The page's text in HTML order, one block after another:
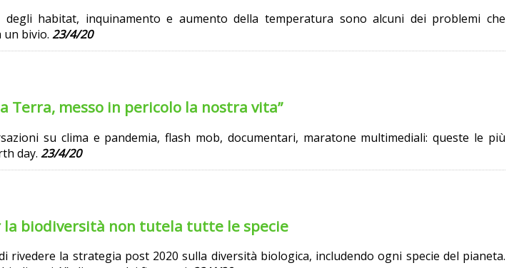
habitat, inquinamento e aumento della temperatura sono alcuni dei problemi che
bivio. 23/4/20
Terra, messo in pericolo la nostra vita”
su clima e pandemia, flash mob, documentari, maratone multimediali: queste le più
day. 23/4/20
biodiversità non tutela tutte le specie
rivedere la strategia post 2020 sulla diversità biologica, includendo ogni specie del pianeta.